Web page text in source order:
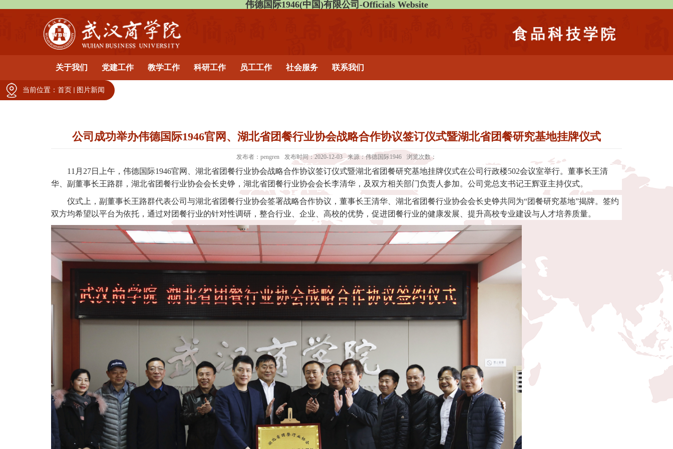
伟德国际1946(中国)有限公司-Officials Website
关于我们 党建工作 教学工作 科研工作 员工工作 社会服务 联系我们
公司成功举办伟德国际1946官网、湖北省团餐行业协会战略合作协议签订仪式暨湖北省团餐研究基地挂牌仪式
发布者：pengren 发布时间：2020-12-03 来源：伟德国际1946 浏览次数：
11 月 27日上午，伟德国际1946官网、湖北省团餐行业协会战略合作协议签订仪式暨湖北省团餐研究基地挂牌仪式在公司行政楼502会议室举行。董事长王清
华、副董事长王路群，湖北省团餐行业协会会长史铮，湖北省团餐行业协会会长李清华，及双方相关部门负责人参加。公司党总支书记王辉亚主持仪式。
仪式上，副董事长王路群代表公司与湖北省团餐行业协会签署战略合作协议，董事长王清华、湖北省团餐行业协会会长史铮共同为“团餐研究基地”揭牌。签约
双方均希望以平台为依托，通过对团餐行业的针对性调研，整合行业、企业、高校的优势，促进团餐行业的健康发展、提升高校专业建设与人才培养质量。
当前位置： 首页 图片新闻